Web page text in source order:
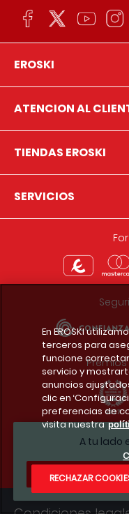
A tu lado
EROSKI
ATENCION AL
TIENDAS EROSKI
SERVICIOS
En EROSKI
terceros para
funcione
servicio y
anuncios
clic en
preferencias de
visita nuestra
RECHAZAR